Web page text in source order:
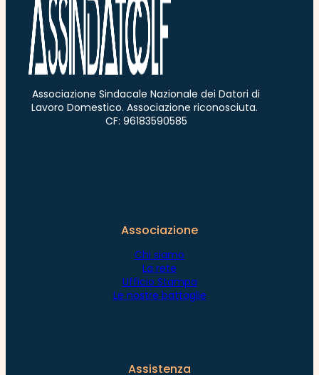
Associazione Sindacale Nazionale dei Datori di
Lavoro Domestico. Associazione riconosciuta.
CF: 96183590585
Associazione
Chi siamo
La rete
Ufficio Stampa
Le nostre battaglie
Assistenza